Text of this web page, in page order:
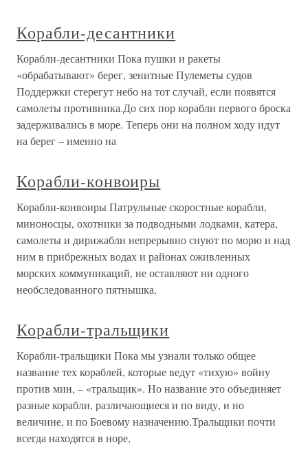
Корабли-десантники
Корабли-десантники Пока пушки и ракеты
«обрабатывают» берег, зенитные Пулеметы судов
Поддержки стерегут небо на тот случай, если появятся
самолеты противника.До сих пор корабли первого броска
задерживались в море. Теперь они на полном ходу идут
на берег – именно на
Корабли-конвоиры
Корабли-конвоиры Патрульные скоростные корабли,
миноносцы, охотники за подводными лодками, катера,
самолеты и дирижабли непрерывно снуют по морю и над
ним в прибрежных водах и районах оживленных
морских коммуникаций, не оставляют ни одного
необследованного пятнышка,
Корабли-тральщики
Корабли-тральщики Пока мы узнали только общее
название тех кораблей, которые ведут «тихую» войну
против мин, – «тральщик». Но название это объединяет
разные корабли, различающиеся и по виду, и но
величине, и по Боевому назначению.Тральщики почти
всегда находятся в норе,